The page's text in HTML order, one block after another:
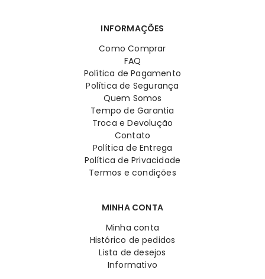
INFORMAÇÕES
Como Comprar
FAQ
Política de Pagamento
Política de Segurança
Quem Somos
Tempo de Garantia
Troca e Devolução
Contato
Política de Entrega
Política de Privacidade
Termos e condições
MINHA CONTA
Minha conta
Histórico de pedidos
Lista de desejos
Informativo